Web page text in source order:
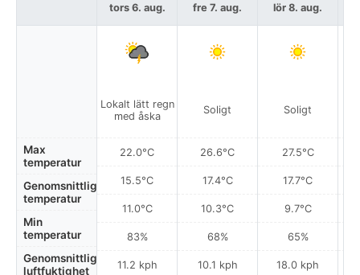
Max
temperatur
Genomsnittlig
temperatur
Min
temperatur
Genomsnittlig
luftfuktighet
tors 6. aug.
Lokalt lätt regn
med åska
22.0°C
15.5°C
11.0°C
83%
11.2 kph
fre 7. aug.
Soligt
26.6°C
17.4°C
10.3°C
68%
10.1 kph
lör 8. aug.
Soligt
27.5°C
17.7°C
9.7°C
65%
18.0 kph